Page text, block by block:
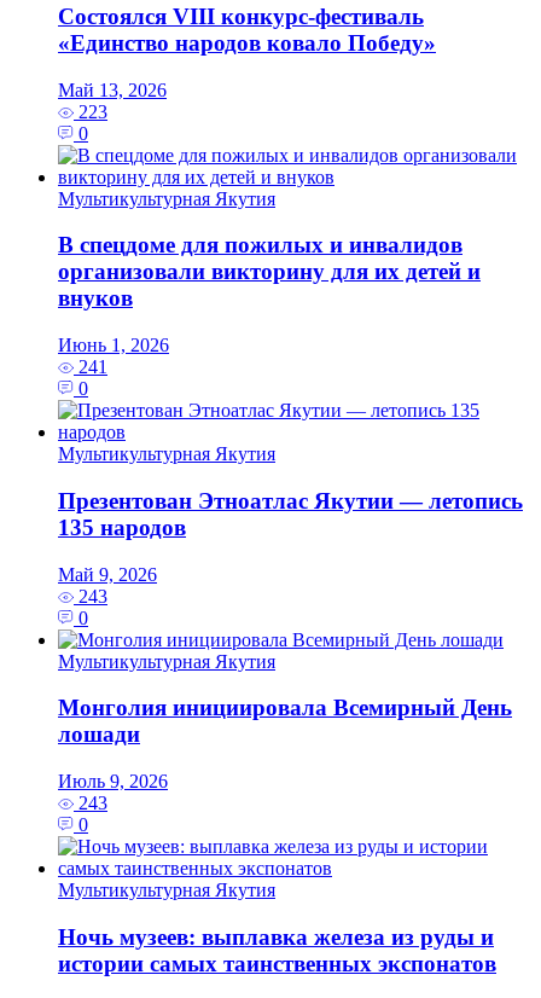
Состоялся VIII конкурс-фестиваль
«Единство народов ковало Победу»
Май 13, 2026
223
0
Мультикультурная Якутия
В спецдоме для пожилых и инвалидов
организовали викторину для их детей и
внуков
Июнь 1, 2026
241
0
Мультикультурная Якутия
Презентован Этноатлас Якутии — летопись
135 народов
Май 9, 2026
243
0
Мультикультурная Якутия
Монголия инициировала Всемирный День
лошади
Июль 9, 2026
243
0
Мультикультурная Якутия
Ночь музеев: выплавка железа из руды и
истории самых таинственных экспонатов